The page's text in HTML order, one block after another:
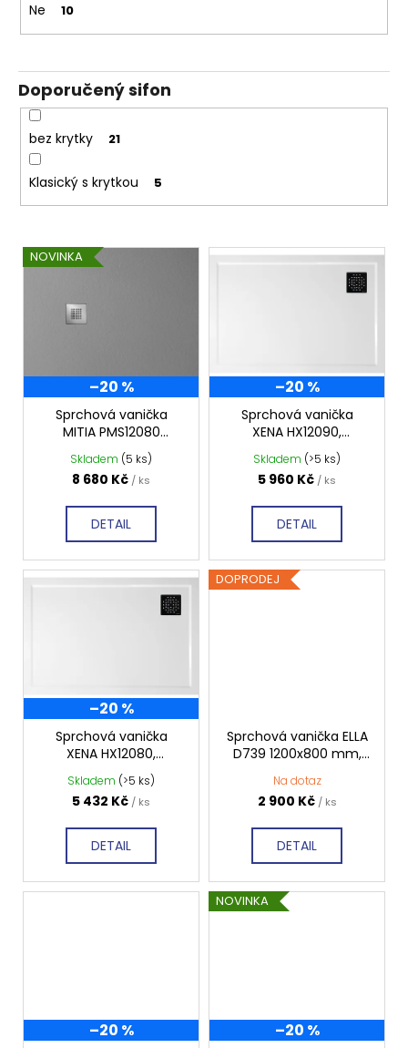
Ne 10
Doporučený sifon
bez krytky 21
Klasický s krytkou 5
V
ý
p
r
NOVINKA
–20 %
Sprchová vanička
MITIA PMS12080
1200x800 mm, šedá
profilovaná
Skladem (5 ks)
8 680 Kč / ks
DETAIL
–20 %
Sprchová vanička
XENA HX12090,
obdélník 120x90 cm,
hladká
Skladem (>5 ks)
5 960 Kč / ks
DETAIL
–20 %
Sprchová vanička
XENA HX12080,
obdélník 120x80 cm,
hladká
Skladem (>5 ks)
5 432 Kč / ks
DETAIL
DOPRODEJ
Sprchová vanička ELLA
D739 1200x800 mm,
Na dotaz
2 900 Kč / ks
DETAIL
–20 %
NOVINKA
–20 %